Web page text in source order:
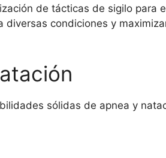
de tácticas de sigilo para
condiciones y
sólidas de apnea y